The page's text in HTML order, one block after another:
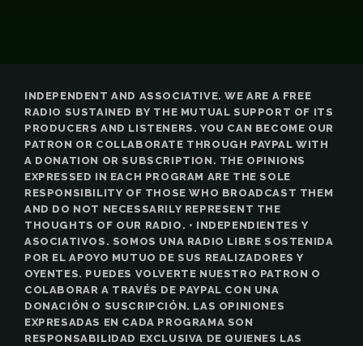
INDEPENDENT AND ASSOCIATIVE. WE ARE A FREE
RADIO SUSTAINED BY THE MUTUAL SUPPORT OF ITS
PRODUCERS AND LISTENERS. YOU CAN BECOME OUR
PATRON OR COLLABORATE THROUGH PAYPAL WITH
A DONATION OR SUBSCRIPTION. THE OPINIONS
EXPRESSED IN EACH PROGRAM ARE THE SOLE
RESPONSIBILITY OF THOSE WHO BROADCAST THEM
AND DO NOT NECESSARILY REPRESENT THE
THOUGHTS OF OUR RADIO. • INDEPENDIENTES Y
ASOCIATIVOS. SOMOS UNA RADIO LIBRE SOSTENIDA
POR EL APOYO MUTUO DE SUS REALIZADORES Y
OYENTES. PUEDES VOLVERTE NUESTRO PATRON O
COLABORAR A TRAVÉS DE PAYPAL CON UNA
DONACIÓN O SUSCRIPCIÓN. LAS OPINIONES
EXPRESADAS EN CADA PROGRAMA SON
RESPONSABILIDAD EXCLUSIVA DE QUIENES LAS